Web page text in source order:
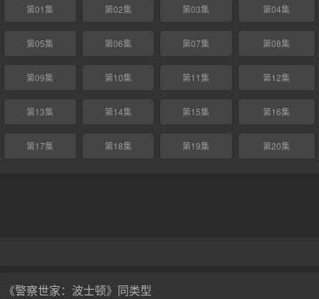
第01集 第02集 第03集 第04集
第05集 第06集 第07集 第08集
第09集 第10集 第11集 第12集
第13集 第14集 第15集 第16集
第17集 第18集 第19集 第20集
《警察世家：波士顿》同类型